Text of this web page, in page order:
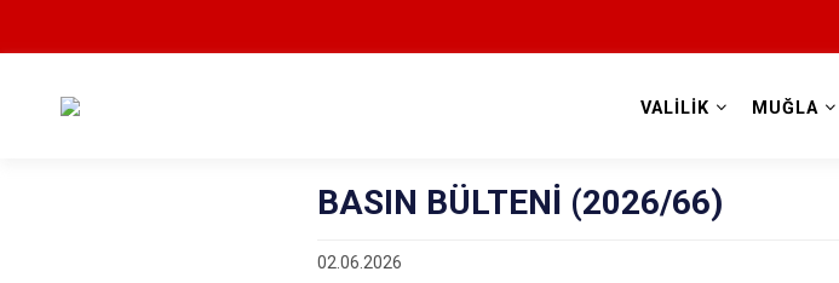
VALİLİK MUĞLA
BASIN BÜLTENİ (2026/66)
02.06.2026